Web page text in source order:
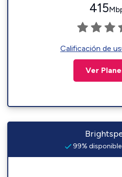
415
Calificación de
Ver
99%